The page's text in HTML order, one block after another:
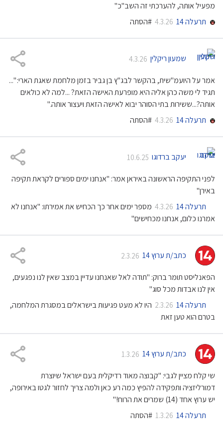
מפעיל אותה, להערכתי זה השב"כ"
תרעלה 14
4.3.26 #הסתה
שמעון ריקלין 4.3.26
אמר על היועמ"שית, בהקשר לבג"ץ בן גביר בזמן מלחמת שאגת הארי: "...
תגיד לי משה כהן אליה היא מופרעת האישה הזאת? ...למה לא כולאים
אותה?...ששירות בתי הסוהר יבוא לאישה הזאת ויעצור אותה."
תרעלה 14
4.3.26 #הסתה
יעקב ברדוגו 10.6.25
לפני התקיפה הראשונה באיראן אמר: "אנחנו ימים ספורים לקראת תקיפה
באירן"
תרעלה 14
4.3.26 מספר ימים אחר כך הכחיש את אמירתו: "אנחנו לא
אמרנו כלום, אנחנו מכחישים"
כתב/ת ערוץ 14 2.3.26
הפאנליסט תומר ברוק: "תודה לאל שאנחנו עדיין במצב שאין לנו נפגעים,
אין לנו אבדות מכל סוג"
תרעלה 14
2.3.26 היו לא מעט פגיעות בישראלים במסגרת המלחמה,
בטרם הוא טען זאת
כתב/ת ערוץ 14 1.3.26
שי קלח מציין לגבי: "קבוצה מאוד רדיקלית בעם ישראל שיוצרת
דמורליזציה ותפקידה להפיץ כמה רע כאן ולמה צריך לחזור לגטו באירופה,
יש ערוץ אחד (14) שמרים את הרוח!"
תרעלה 14
1.3.26 #הסתה